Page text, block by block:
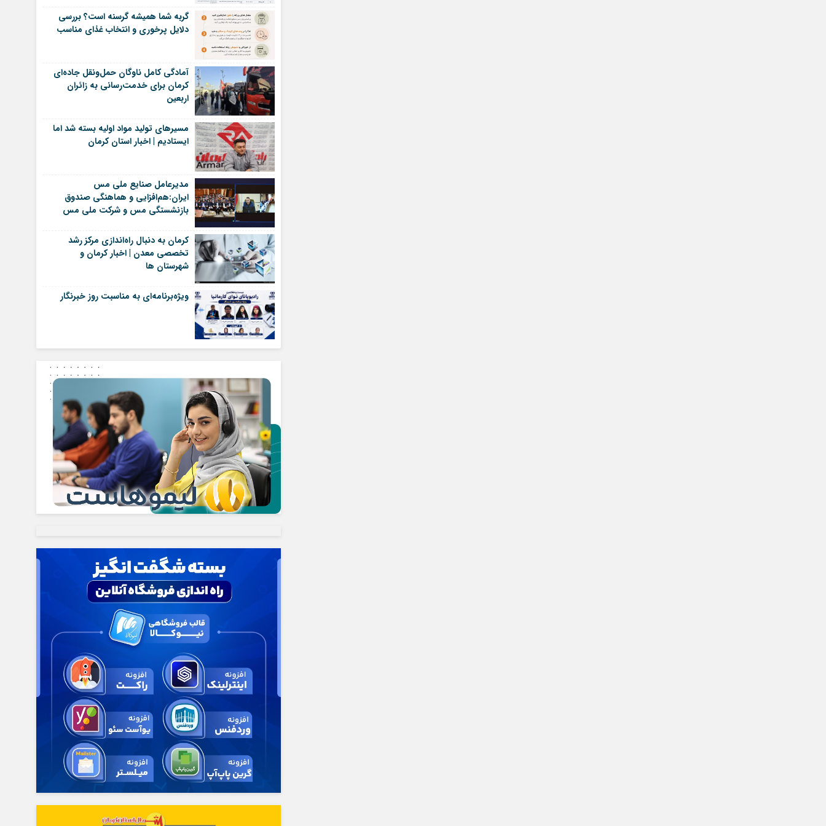
گربه شما همیشه گرسنه است؟ بررسی
دلایل پرخوری و انتخاب غذای مناسب
آمادگی کامل ناوگان حمل‌ونقل جاده‌ای
کرمان برای خدمت‌رسانی به زائران
اربعین
مسیرهای تولید مواد اولیه بسته شد اما
ایستادیم | اخبار استان کرمان
مدیرعامل صنایع ملی مس
ایران:هم‌افزایی و هماهنگی صندوق
بازنشستگی مس و شرکت ملی مس
کرمان به دنبال راه‌اندازی مرکز رشد
تخصصی معدن | اخبار کرمان و
شهرستان ها
ویژه‌برنامه‌ای به مناسبت روز خبرنگار